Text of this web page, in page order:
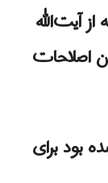
آیت‌الله
اصلاحات
بود برای